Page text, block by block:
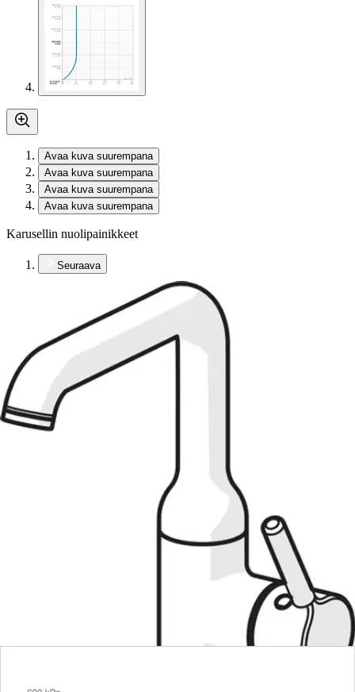
Avaa kuva suurempana
Avaa kuva suurempana
Avaa kuva suurempana
Avaa kuva suurempana
Karusellin nuolipainikkeet
Seuraava